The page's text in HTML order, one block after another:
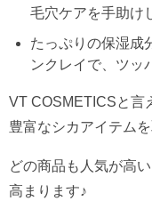
毛穴ケアを手助け
たっぷりの保湿成
ンクレイで、ツッ
VT COSMETICSと言
豊富なシカアイテム
どの商品も人気が高
高まります♪